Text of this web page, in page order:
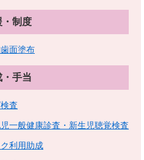
・制度
面塗布
・手当
査
一般健康診査・新生児聴覚検査
利用助成